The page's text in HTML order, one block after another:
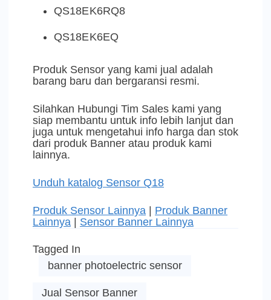
QS18EK6RQ8
QS18EK6EQ
Produk Sensor yang kami jual adalah
barang baru dan bergaransi resmi.
Silahkan Hubungi Tim Sales kami yang
siap membantu untuk info lebih lanjut dan
juga untuk mengetahui info harga dan stok
dari produk Banner atau produk kami
lainnya.
Unduh katalog Sensor Q18
Produk Sensor Lainnya
Produk Banner
Lainnya
Sensor Banner Lainnya
Tagged In
banner photoelectric sensor
Jual Sensor Banner